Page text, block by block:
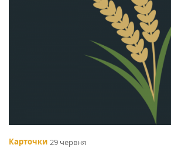
Карточки 29 червня